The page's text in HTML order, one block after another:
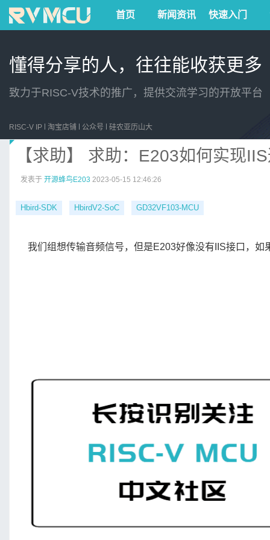
首页 新闻资讯 快速入门
懂得分享的人，往往能收获更多
致力于RISC-V技术的推广，提供交流学习的开放平台
RISC-V IP 淘宝店铺 公众号 硅农亚历山大
【求助】 求助：E203如何实现
发表于 开源蜂鸟E203 2023-05-15 12:46:26
Hbird-SDK HbirdV2-SoC GD32VF103-MCU
我们组想传输音频信号，但是E203好像没有IIS接口，